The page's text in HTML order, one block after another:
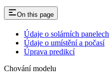
On this page
Údaje o solárních panelech
Údaje o umístění a počasí
Úprava predikcí
Chování modelu